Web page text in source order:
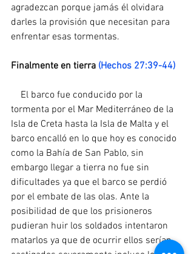
agradezcan porque jamás él olvidara
darles la provisión que necesitan para
enfrentar esas tormentas.
Finalmente en tierra (Hechos 27:39-44)
tormenta por el Mar Mediterráneo de la
Isla de Creta hasta la Isla de Malta y el
barco encalló en lo que hoy es conocido
como la Bahía de San Pablo, sin
embargo llegar a tierra no fue sin
dificultades ya que el barco se perdió
por el embate de las olas. Ante la
posibilidad de que los prisioneros
pudieran huir los soldados intentaron
matarlos ya que de ocurrir ellos serían